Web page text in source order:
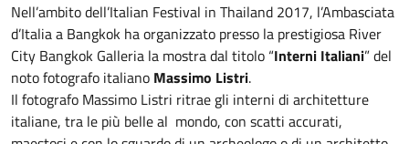
Nell’ambito dell’Italian Festival in Thailand 2017, l’Ambasciata
d’Italia a Bangkok ha organizzato presso la prestigiosa River
City Bangkok Galleria la mostra dal titolo “Interni Italiani” del
noto fotografo italiano Massimo Listri.
Il fotografo Massimo Listri ritrae gli interni di architetture
italiane, tra le più belle al mondo, con scatti accurati,